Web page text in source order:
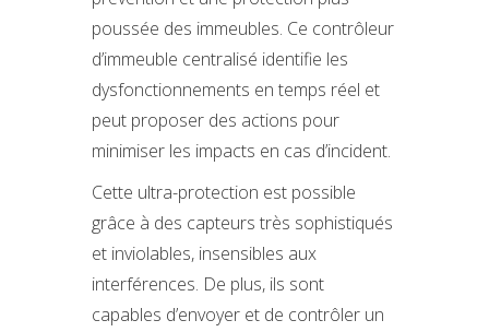
poussée des immeubles. Ce contrôleur
d’immeuble centralisé identifie les
dysfonctionnements en temps réel et
peut proposer des actions pour
minimiser les impacts en cas d’incident.
Cette ultra-protection est possible
grâce à des capteurs très sophistiqués
et inviolables, insensibles aux
interférences. De plus, ils sont
capables d’envoyer et de contrôler un